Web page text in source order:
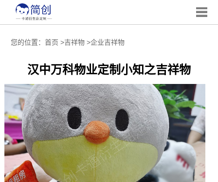
您的位置： 首页 >吉祥物>企业吉祥物
汉中万科物业定制小知之吉祥物